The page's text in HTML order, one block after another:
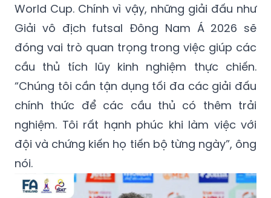
World Cup. Chính vì vậy, những giải đấu như
Giải vô địch futsal Đông Nam Á 2026 sẽ
đóng vai trò quan trọng trong việc giúp các
cầu thủ tích lũy kinh nghiệm thực chiến.
“Chúng tôi cần tận dụng tối đa các giải đấu
chính thức để các cầu thủ có thêm trải
nghiệm. Tôi rất hạnh phúc khi làm việc với
đội và chứng kiến họ tiến bộ từng ngày”, ông
nói.